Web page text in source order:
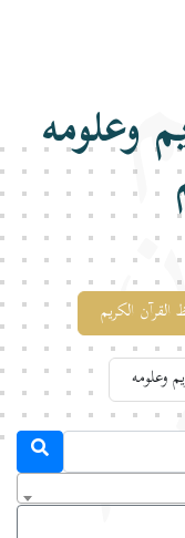
وعلومه
الكريم
وعلومه